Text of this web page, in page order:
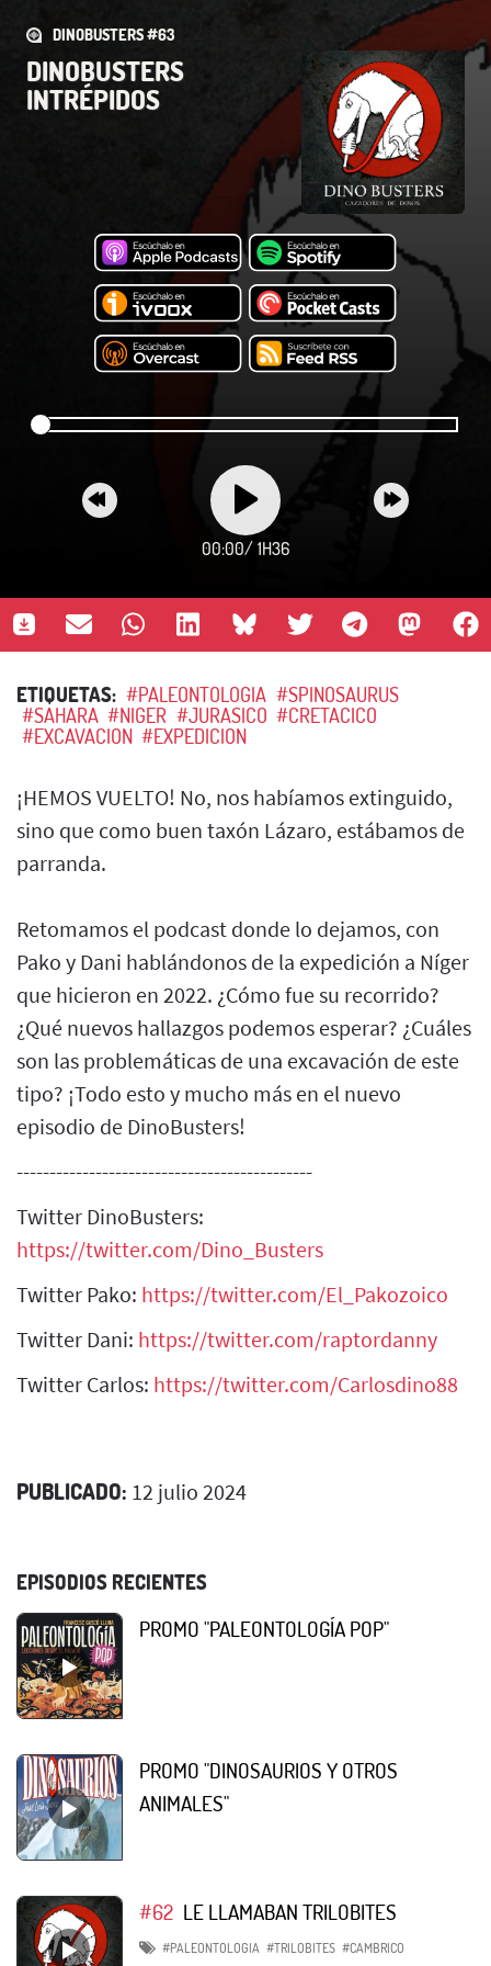
DINOBUSTERS #63
DINOBUSTERS
INTRÉPIDOS
00:00/ 1H36
ETIQUETAS: #PALEONTOLOGIA #SPINOSAURUS
#SAHARA #NIGER #JURASICO #CRETACICO
#EXCAVACION #EXPEDICION
¡HEMOS VUELTO! No, nos habíamos extinguido,
sino que como buen taxón Lázaro, estábamos de
parranda.
Retomamos el podcast donde lo dejamos, con
Pako y Dani hablándonos de la expedición a Níger
que hicieron en 2022. ¿Cómo fue su recorrido?
¿Qué nuevos hallazgos podemos esperar? ¿Cuáles
son las problemáticas de una excavación de este
tipo? ¡Todo esto y mucho más en el nuevo
episodio de DinoBusters!
---------------------------------------------
Twitter DinoBusters:
https://twitter.com/Dino_Busters
Twitter Pako: https://twitter.com/El_Pakozoico
Twitter Dani: https://twitter.com/raptordanny
Twitter Carlos: https://twitter.com/Carlosdino88
PUBLICADO: 12 julio 2024
EPISODIOS RECIENTES
PROMO "PALEONTOLOGÍA POP"
PROMO "DINOSAURIOS Y OTROS
ANIMALES"
#62 LE LLAMABAN TRILOBITES
#PALEONTOLOGIA #TRILOBITES #CAMBRICO